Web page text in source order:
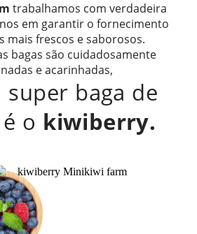
trabalhamos com verdadeira
em garantir o fornecimento
mais frescos e saborosos.
bagas são cuidadosamente
e acarinhadas,
super baga de
o kiwiberry.